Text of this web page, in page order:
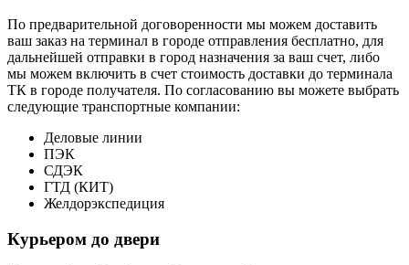
По предварительной договоренности мы можем доставить
ваш заказ на терминал в городе отправления бесплатно, для
дальнейшей отправки в город назначения за ваш счет, либо
мы можем включить в счет стоимость доставки до терминала
ТК в городе получателя. По согласованию вы можете выбрать
следующие транспортные компании:
Деловые линии
ПЭК
СДЭК
ГТД (КИТ)
Желдорэкспедиция
Курьером до двери